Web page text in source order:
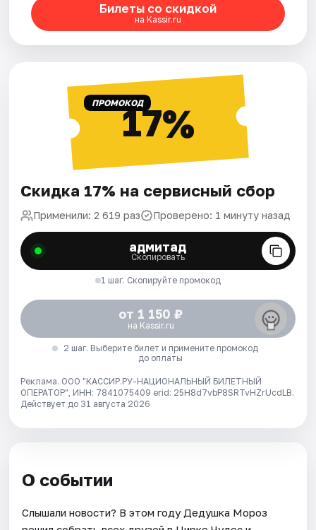
Билеты со скидкой
на Kassir.ru
ПРОМОКОД17%
Скидка 17% на сервисный сбор
Применили: 2 619 раз Проверено: 1 минуту назад
адмитад
Скопировать
1 шаг. Скопируйте промокод
от 1 150 ₽
на Kassir.ru
2 шаг. Выберите билет и примените промокод
до оплаты
Реклама. ООО "КАССИР.РУ-НАЦИОНАЛЬНЫЙ БИЛЕТНЫЙ
ОПЕРАТОР", ИНН: 7841075409 erid: 25H8d7vbP8SRTvHZrUcdLB.
Действует до 31 августа 2026
О событии
Слышали новости? В этом году Дедушка Мороз